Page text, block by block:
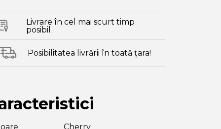
Livrare în cel mai scurt timp
posibil
Posibilitatea livrării în toată țara!
Cherry